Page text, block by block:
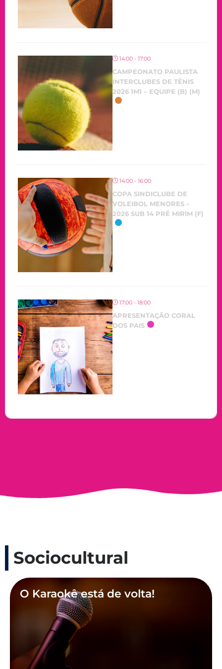
14:00 - 17:00
CAMPEONATO PAULISTA
INTERCLUBES DE TÊNIS
2026 1M1 – EQUIPE (B) (M)
14:00 - 16:00
COPA SINDICLUBE DE
VOLEIBOL MENORES –
2026 SUB 14 PRÉ MIRIM (F)
17:00 - 18:00
APRESENTAÇÃO CORAL
DOS PAIS
Sociocultural
O Karaokê está de volta!